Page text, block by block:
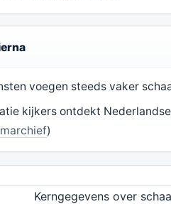
voegen steeds vaker
kijkers ontdekt
)
Kerngegevens over